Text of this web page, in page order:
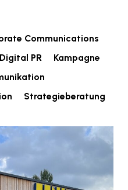
Communications
Digital PR
Kampagne
Strategieberatung